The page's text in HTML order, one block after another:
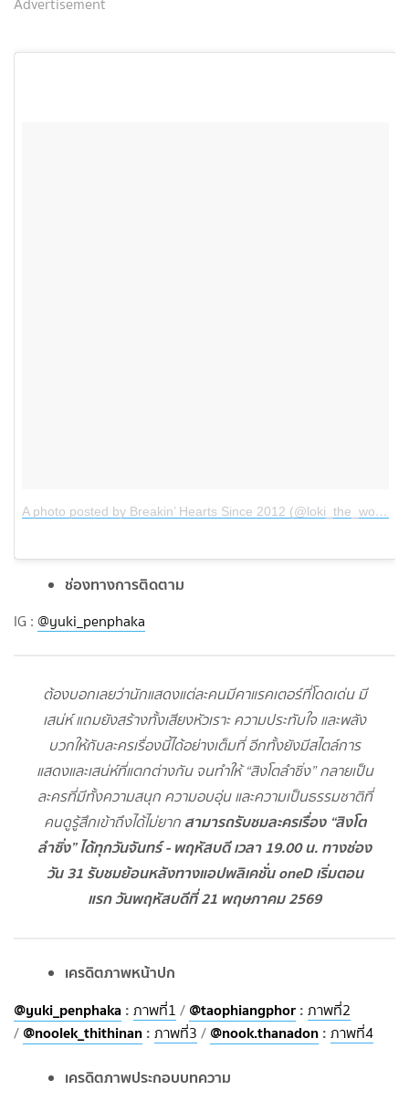
A photo posted by Breakin’ Hearts Since 2012 (@loki_the_wolfdog)
ช่องทางการติดตาม
IG : @yuki_penphaka
ต้องบอกเลยว่านักแสดงแต่ละคนมีคาแรคเตอร์ที่โดดเด่น มี
เสน่ห์ แถมยังสร้างทั้งเสียงหัวเราะ ความประทับใจ และพลัง
บวกให้กับละครเรื่องนี้ได้อย่างเต็มที่ อีกทั้งยังมีสไตล์การ
แสดงและเสน่ห์ที่แตกต่างกัน จนทำให้ “สิงโตลำซิ่ง” กลายเป็น
ละครที่มีทั้งความสนุก ความอบอุ่น และความเป็นธรรมชาติที่
คนดูรู้สึกเข้าถึงได้ไม่ยาก สามารถรับชมละครเรื่อง “สิงโต
ลำซิ่ง” ได้ทุกวันจันทร์ - พฤหัสบดี เวลา 19.00 น. ทางช่อง
วัน 31 รับชมย้อนหลังทางแอปพลิเคชั่น oneD เริ่มตอน
แรก วันพฤหัสบดีที่ 21 พฤษภาคม 2569
เครดิตภาพหน้าปก
@yuki_penphaka: ภาพที่1 / @taophiangphor: ภาพที่2
/ @noolek_thithinan: ภาพที่3 / @nook.thanadon: ภาพที่4
เครดิตภาพประกอบบทความ